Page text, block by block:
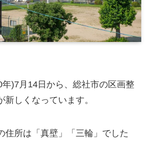
)7月14日から、総社市の区画整
新しくなっています。
住所は「真壁」「三輪」でした